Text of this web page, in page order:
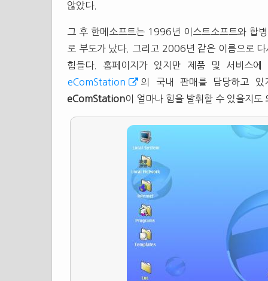
않았다.
그 후 한메소프트는 1996년 이스트소프트와 합
로 부도가 났다. 그리고 2006년 같은 이름으로
힘들다. 홈페이지가 있지만 제품 및 서비스
eComStation
의 국내 판매를 담당하고
eComStation이 얼마나 힘을 발휘할 수 있을지도